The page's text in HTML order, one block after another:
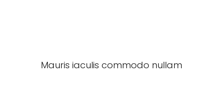
Mauris iaculis commodo nullam